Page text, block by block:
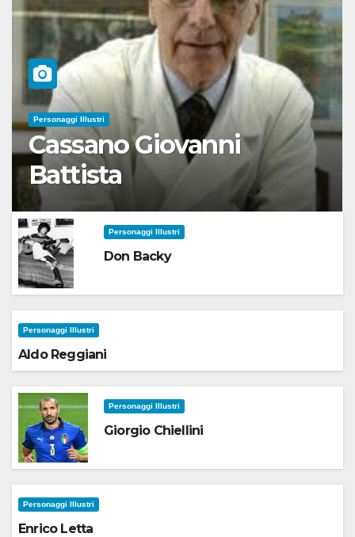
Personaggi Illustri
Cassano Giovanni
Battista
Personaggi Illustri
Don Backy
Personaggi Illustri
Aldo Reggiani
Personaggi Illustri
Giorgio Chiellini
Personaggi Illustri
Enrico Letta